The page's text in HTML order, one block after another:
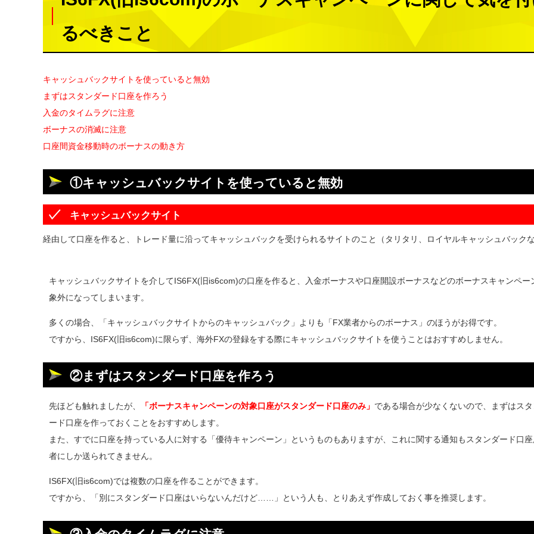
るべきこと
キャッシュバックサイトを使っていると無効
まずはスタンダード口座を作ろう
入金のタイムラグに注意
ボーナスの消滅に注意
口座間資金移動時のボーナスの動き方
①キャッシュバックサイトを使っていると無効
キャッシュバックサイト
経由して口座を作ると、トレード量に沿ってキャッシュバックを受けられるサイトのこと（タリタリ、ロイヤルキャッシュバック
キャッシュバックサイトを介してIS6FX(旧is6com)の口座を作ると、入金ボーナスや口座開設ボーナスなどのボーナスキャンペー
象外になってしまいます。
多くの場合、「キャッシュバックサイトからのキャッシュバック」よりも「FX業者からのボーナス」のほうがお得です。
ですから、IS6FX(旧is6com)に限らず、海外FXの登録をする際にキャッシュバックサイトを使うことはおすすめしません。
②まずはスタンダード口座を作ろう
先ほども触れましたが、 「ボーナスキャンペーンの対象口座がスタンダード口座のみ」 である場合が少なくないので、まずはス
ード口座を作っておくことをおすすめします。
また、すでに口座を持っている人に対する「優待キャンペーン」というものもありますが、これに関する通知もスタンダード口
者にしか送られてきません。
IS6FX(旧is6com)では複数の口座を作ることができます。
ですから、「別にスタンダード口座はいらないんだけど……」という人も、とりあえず作成しておく事を推奨します。